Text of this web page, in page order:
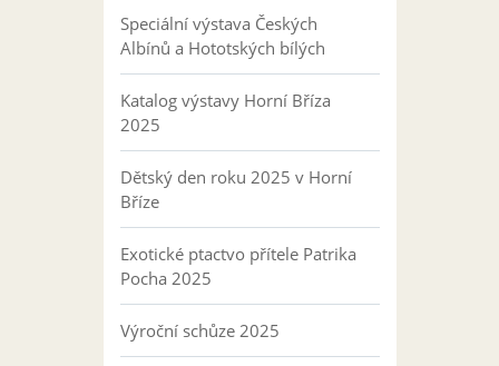
Speciální výstava Českých
Albínů a Hototských bílých
Katalog výstavy Horní Bříza
2025
Dětský den roku 2025 v Horní
Bříze
Exotické ptactvo přítele Patrika
Pocha 2025
Výroční schůze 2025